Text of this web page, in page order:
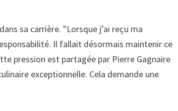
sa carrière. "Lorsque j’ai reçu ma
Il fallait désormais maintenir ce
pression est partagée par Pierre Gagnaire
exceptionnelle. Cela demande une